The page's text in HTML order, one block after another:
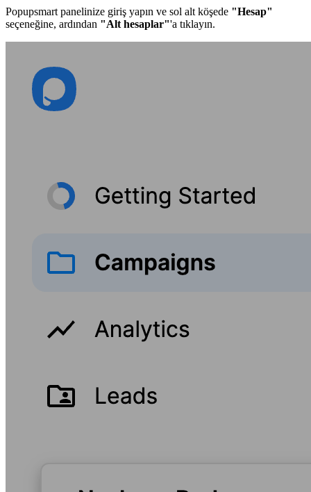
Popupsmart panelinize giriş yapın ve sol alt köşede "Hesap"
seçeneğine, ardından "Alt hesaplar"'a tıklayın.